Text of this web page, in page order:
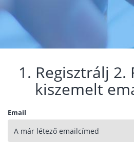
1. Regisztrálj 2.
kiszemelt
Email